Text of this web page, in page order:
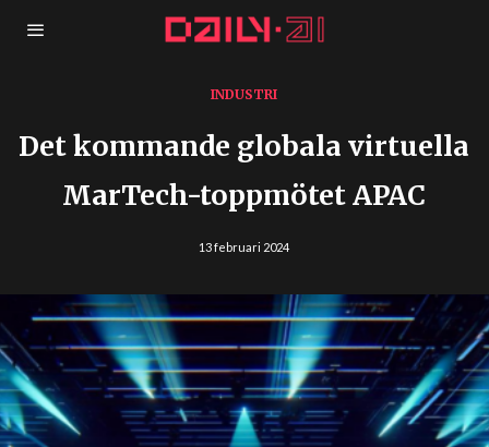
INDUSTRI
Det kommande globala virtuella
MarTech-toppmötet APAC
13 februari 2024